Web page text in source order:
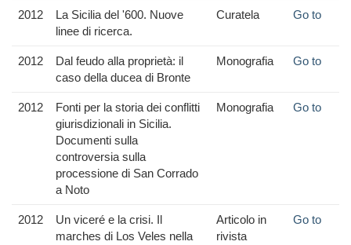
2012
La Sicilia del '600. Nuove
linee di ricerca.
Curatela Go to
2012
Dal feudo alla proprietà: il
caso della ducea di Bronte
Monografia Go to
2012
Fonti per la storia dei conflitti
giurisdizionali in Sicilia.
Documenti sulla
controversia sulla
processione di San Corrado
a Noto
Monografia Go to
2012
Un viceré e la crisi. Il
marches di Los Veles nella
Articolo in
rivista
Go to